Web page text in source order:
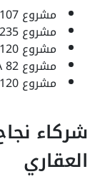
مشروع A 107 جنوب طريق السويس.
مشروع A 235 جنوب طريق السويس.
مشروع D 120 جنوب طريق السويس.
مشروع A 82 جنوب طريق السويس.
مشروع A 120 جنوب طريق السويس.
شركاء
العقاري